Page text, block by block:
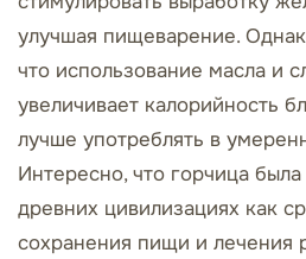
улучшая пищеварение.
что использование масла и
увеличивает калорийность
лучше употреблять в
Интересно, что горчица
древних цивилизациях как
сохранения пищи и лечения